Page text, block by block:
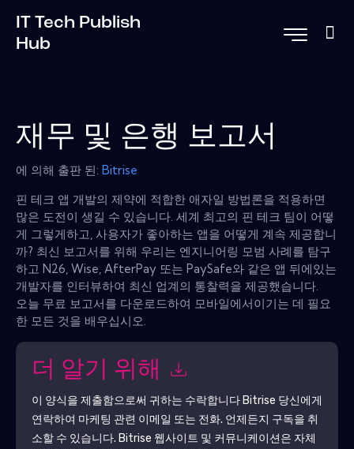
IT Tech Publish
Hub
재무 및 은행 보고서
에 의해 출판 된: Bitrise
핀 테크 앱 개발의 제약에 적합한 애자일 방법론을 적용하면
많은 도전이 생길 수 있습니다. 세계 최고의 핀 테크 팀이 어떻
게 그렇게하고, 사용자가 좋아하는 앱을 어떻게 계속 제공합니
까? 최신 보고서를 위해 우리는 엔지니어링 모범 사례를 탐구
하고 N26, Wise, AfterPay 또는 PaySafe와 같은 앱 뒤에있는
개발자를 인터뷰하여 최신 업계의 통찰력을 제공했습니다.
오늘 무료 보고서를 다운로드하여 모바일에서이기는 데 필요
한 모든 것을 배우십시오.
더 알기 위해
이 양식을 제출함으로써 귀하는 수락합니다 Bitrise 당신에게
연락하여 마케팅 관련 이메일 또는 전화. 언제든지 구독을 취
소할 수 있습니다. Bitrise 웹사이트 및 커뮤니케이션은 자체